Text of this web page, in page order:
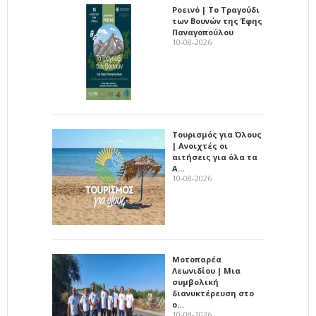
Ροεινό | Το Τραγούδι
των Βουνών της Έφης
Παναγοπούλου
10-08-2026
Τουρισμός για Όλους
| Ανοιχτές οι
αιτήσεις για όλα τα
Α…
10-08-2026
Μοτοπαρέα
Λεωνιδίου | Μια
συμβολική
διανυκτέρευση στο
ο…